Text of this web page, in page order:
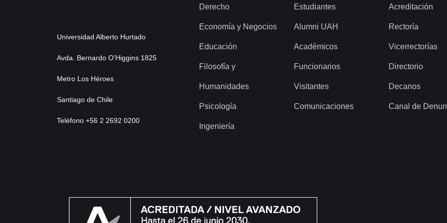
Universidad Alberto Hurtado
Avda. Bernardo O’Higgins 1825
Metro Los Héroes
Santiago de Chile
Teléfono +56 2 2692 0200
Derecho
Economía y Negocios
Educación
Filosofía y
Humanidades
Psicología
Ingeniería
Estudiantes
Alumni UAH
Académicos
Funcionarios
Visitantes
Comunicaciones
Acreditación
Rectoría
Vicerrectorías
Directorio
Decanos
Canal de